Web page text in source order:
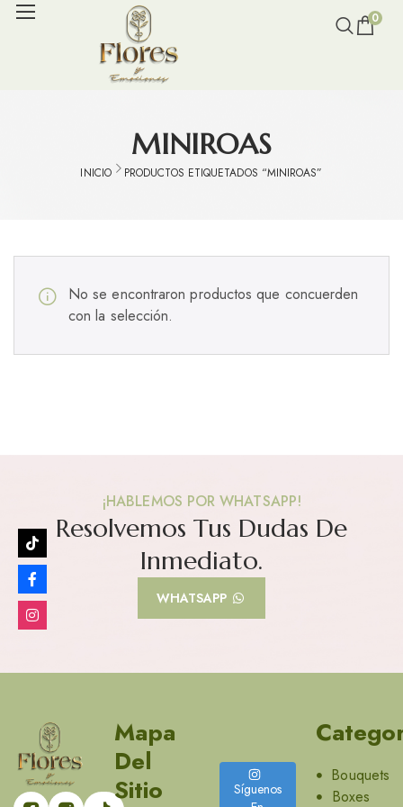
0
MINIROAS
INICIO PRODUCTOS ETIQUETADOS “MINIROAS”
No se encontraron productos que concuerden
con la selección.
¡HABLEMOS POR WHATSAPP!
Resolvemos Tus Dudas De
Inmediato.
WHATSAPP
Mapa
Del
Sitio
Síguenos
Bouquets
Boxes